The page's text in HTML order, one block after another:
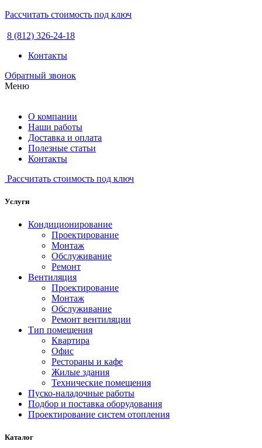
Рассчитать стоимость под ключ
8 (812) 326-24-18
Контакты
Обратный звонок
Меню
О компании
Наши работы
Доставка и оплата
Полезные статьи
Контакты
Рассчитать стоимость под ключ
Услуги
Кондиционирование
Проектирование
Монтаж
Обслуживание
Ремонт
Вентиляция
Проектирование
Монтаж
Обслуживание
Ремонт вентиляции
Тип помещения
Квартира
Офис
Рестораны и кафе
Жилые здания
Технические помещения
Пуско-наладочные работы
Подбор и поставка оборудования
Проектирование систем отопления
Каталог